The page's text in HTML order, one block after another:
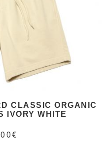
CLASSIC ORGANIC
IVORY WHITE